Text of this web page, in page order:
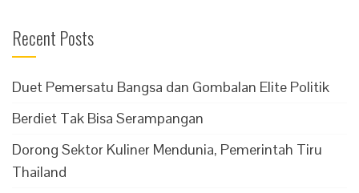
Recent Posts
Duet Pemersatu Bangsa dan Gombalan Elite Politik
Berdiet Tak Bisa Serampangan
Dorong Sektor Kuliner Mendunia, Pemerintah Tiru
Thailand